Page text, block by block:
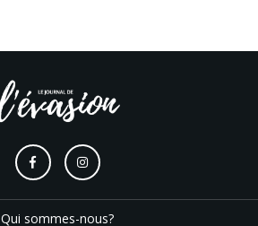
Qui sommes-nous?